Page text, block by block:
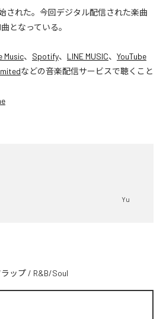
始された。今回デジタル配信された楽曲
となっている。
Music、 Spotify、 LINE MUSIC、 YouTube
などの音楽配信サービスで聴くこと
Yu
ップ / R&B/Soul